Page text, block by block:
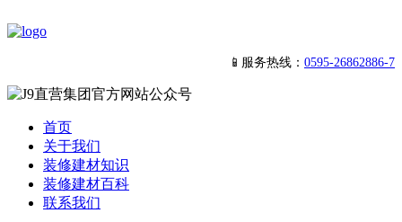
📱服务热线： 0595-26862886-7
首页
关于我们
装修建材知识
装修建材百科
联系我们